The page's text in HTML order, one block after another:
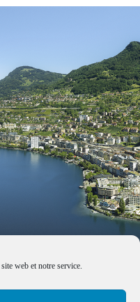
web et notre service.